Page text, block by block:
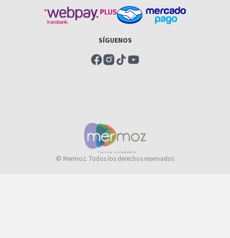
SÍGUENOS
© Mermoz. Todos los derechos reservados